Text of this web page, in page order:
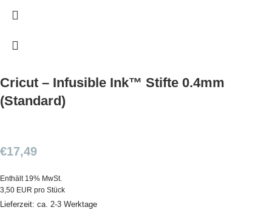
Cricut – Infusible Ink™ Stifte 0.4mm
(Standard)
€17,49
Enthält 19% MwSt.
3,50 EUR pro Stück
Lieferzeit: ca. 2-3 Werktage